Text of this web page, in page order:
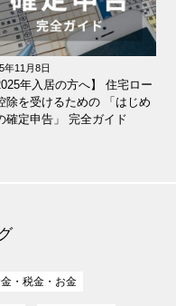
年11月8日
年入居の方へ】 住宅ロー
除を受けるための 「はじめ
確定申告」 完全ガイド
・税金・お金